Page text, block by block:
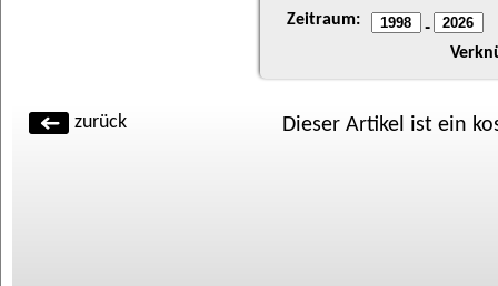
Zeitraum: -
zurück Dieser Artikel ist ein